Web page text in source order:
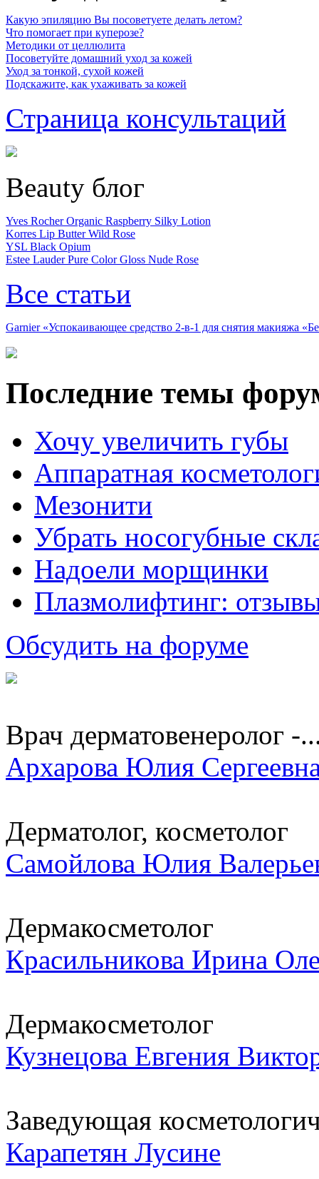
Какую эпиляцию Вы посоветуете делать летом?
Что помогает при куперозе?
Методики от целлюлита
Посоветуйте домашний уход за кожей
Уход за тонкой, сухой кожей
Подскажите, как ухаживать за кожей
Страница консультаций
Beauty блог
Yves Rocher Organic Raspberry Silky Lotion
Korres Lip Butter Wild Rose
YSL Black Opium
Estee Lauder Pure Color Gloss Nude Rose
Все статьи
Garnier «Успокаивающее средство 2-в-1 для снятия макияжа
Последние темы
Хочу увеличить губы
Аппаратная
Мезонити
Убрать носогубные
Надоели морщинки
Плазмолифтинг:
Обсудить на форуме
Врач дерматовенеролог -
Архарова Юлия
Дерматолог, косметолог
Самойлова Юлия
Дермакосметолог
Красильникова Ирина
Дермакосметолог
Кузнецова Евгения
Заведующая
Карапетян Лусине